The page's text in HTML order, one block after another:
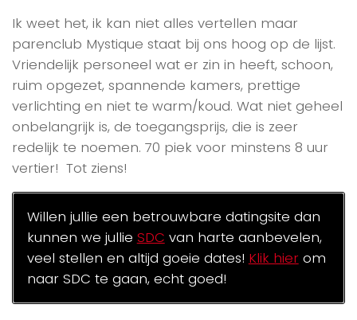
Ik weet het, ik kan niet alles vertellen maar
parenclub Mystique staat bij ons hoog op de lijst.
Vriendelijk personeel wat er zin in heeft, schoon,
ruim opgezet, spannende kamers, prettige
verlichting en niet te warm/koud. Wat niet geheel
onbelangrijk is, de toegangsprijs, die is zeer
redelijk te noemen. 70 piek voor minstens 8 uur
vertier! Tot ziens!
Willen jullie een betrouwbare datingsite dan
kunnen we jullie SDC van harte aanbevelen,
veel stellen en altijd goeie dates! Klik hierom
naar SDC te gaan, echt goed!